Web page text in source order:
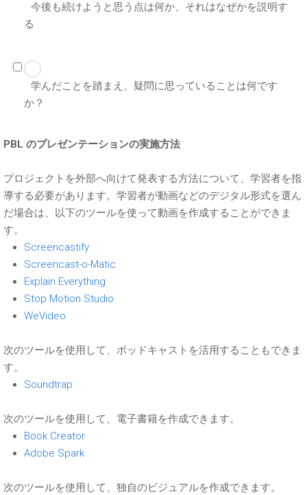
今後も続けようと思う点は何か、それはなぜかを説明す
る
学んだことを踏まえ、疑問に思っていることは何です
か？
PBL のプレゼンテーションの実施方法
プロジェクトを外部へ向けて発表する方法について、学習者を指
導する必要があります。学習者が動画などのデジタル形式を選ん
だ場合は、以下のツールを使って動画を作成することができま
す。
Screencastify
Screencast-o-Matic
Explain Everything
Stop Motion Studio
WeVideo
次のツールを使用して、ポッドキャストを活用することもできま
す。
Soundtrap
次のツールを使用して、電子書籍を作成できます。
Book Creator
Adobe Spark
次のツールを使用して、独自のビジュアルを作成できます。